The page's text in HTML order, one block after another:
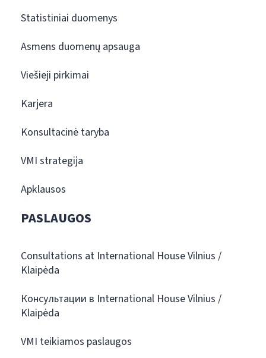
Statistiniai duomenys
Asmens duomenų apsauga
Viešieji pirkimai
Karjera
Konsultacinė taryba
VMI strategija
Apklausos
PASLAUGOS
Consultations at International House Vilnius /
Klaipėda
Консультации в International House Vilnius /
Klaipėda
VMI teikiamos paslaugos